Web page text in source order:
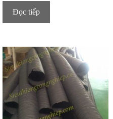
Đọc tiếp